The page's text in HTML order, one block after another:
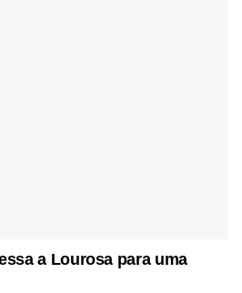
a Lourosa para uma